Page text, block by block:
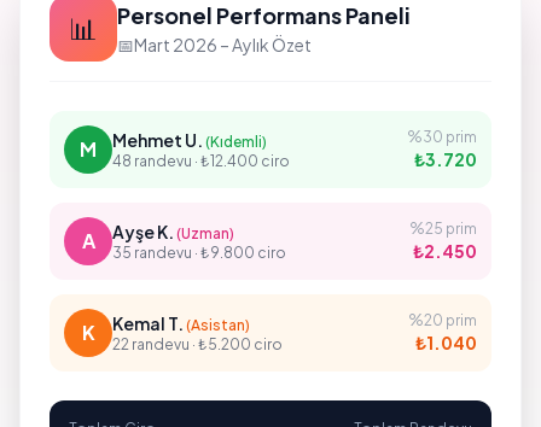
📊 Personel Performans Paneli
📅Mart 2026 – Aylık Özet
M Mehmet U. (Kıdemli)
48 randevu · ₺12.400 ciro
%30 prim
₺3.720
A Ayşe K. (Uzman)
35 randevu · ₺9.800 ciro
%25 prim
₺2.450
K Kemal T. (Asistan)
22 randevu · ₺5.200 ciro
%20 prim
₺1.040